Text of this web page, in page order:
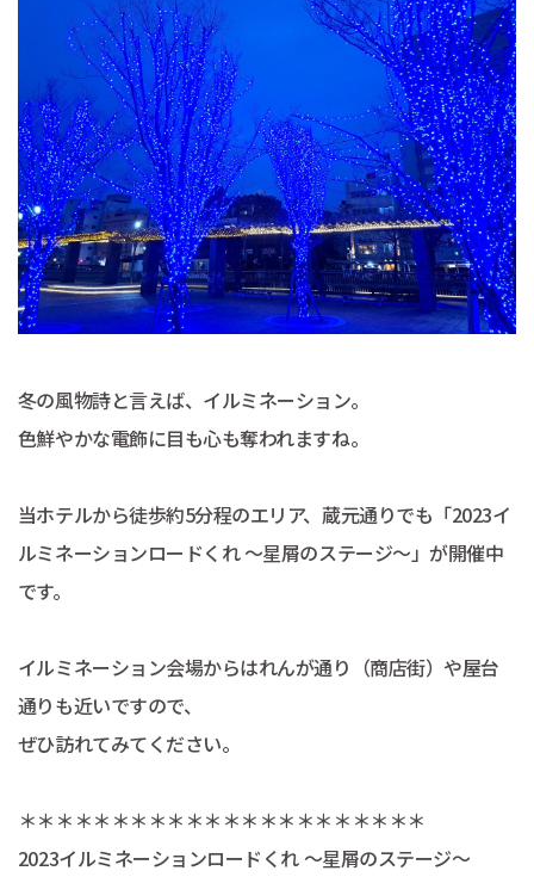
冬の風物詩と言えば、イルミネーション。
色鮮やかな電飾に目も心も奪われますね。
当ホテルから徒歩約5分程のエリア、蔵元通りでも「2023イ
ルミネーションロードくれ ～星屑のステージ～」が開催中
です。
イルミネーション会場からはれんが通り（商店街）や屋台
通りも近いですので、
ぜひ訪れてみてください。
＊＊＊＊＊＊＊＊＊＊＊＊＊＊＊＊＊＊＊＊＊＊
2023イルミネーションロードくれ ～星屑のステージ～